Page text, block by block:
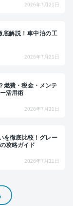
2026年7月21日
底解説！車中泊の工
2026年7月21日
燃費・税金・メンテ
活用術
2026年7月21日
を徹底比較！グレー
攻略ガイド
2026年7月21日